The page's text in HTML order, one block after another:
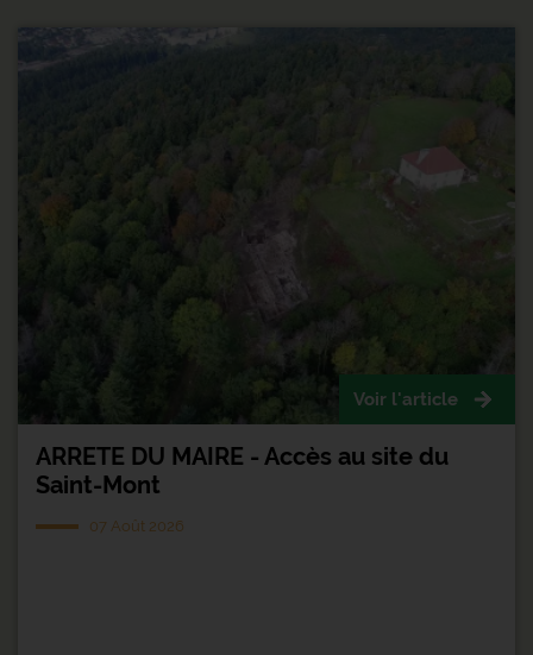
Voir l'article
ARRETE DU MAIRE - Accès au site du
Saint-Mont
07 Août 2026